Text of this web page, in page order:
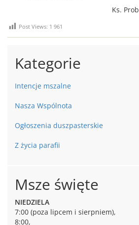
Ks.
Post Views: 1 961
Kategorie
Intencje mszalne
Nasza Wspólnota
Ogłoszenia duszpasterskie
Z życia parafii
Msze święte
NIEDZIELA
7:00 (poza lipcem i sierpniem),
8:00,